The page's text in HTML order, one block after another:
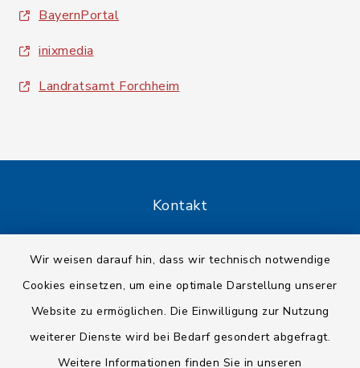
Wir weisen darauf hin, dass wir technisch notwendige
Cookies einsetzen, um eine optimale Darstellung unserer
Website zu ermöglichen. Die Einwilligung zur Nutzung
weiterer Dienste wird bei Bedarf gesondert abgefragt.
Weitere Informationen finden Sie in unseren
BayernPortal
inixmedia
Landratsamt Forchheim
Kontakt
Datenschutz
Impressum